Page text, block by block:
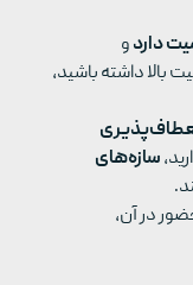
داردو
داشته باشید،
سازه‌های
در آن،